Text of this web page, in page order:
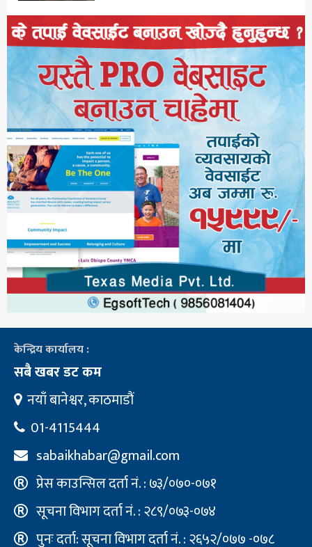
केन्द्रिय कार्यालय :
सबै खबर डट कम
नयाँ बानेश्वर, काठमाडौं
01-4115444
sabaikhabar@gmail.com
प्रेस काउन्सिल दर्ता नं. : ७३/०७०-०७१
सूचना विभाग दर्ता नं. : २८९/०७३-०७४
पुनः दर्ता: सूचना विभाग दर्ता नं. : २६५२/०७७ -०७८